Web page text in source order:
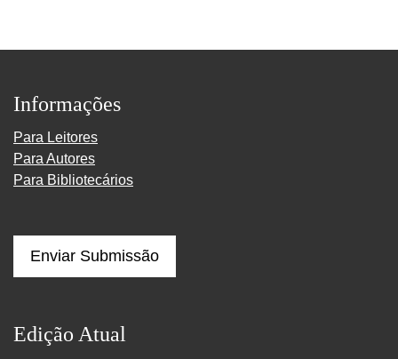
Informações
Para Leitores
Para Autores
Para Bibliotecários
Enviar Submissão
Edição Atual